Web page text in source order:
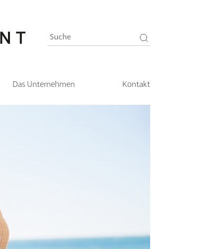
Das Unternehmen Kontakt